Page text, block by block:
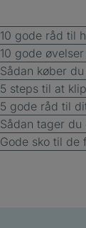
10 gode råd til
10 gode
Sådan køber
5 steps til at
5 gode råd til
Sådan tager
Gode sko til de